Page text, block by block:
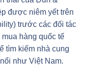
được niêm yết trên
trước các đối tác
hàng quốc tế
tìm kiếm nhà cung
như Việt Nam.